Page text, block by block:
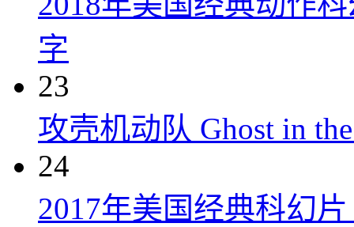
字
23
攻壳机动队 Ghost in
24
2017年美国经典科幻